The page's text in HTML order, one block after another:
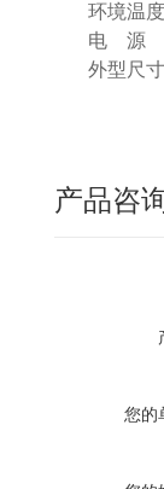
环境温度
电
源
外型尺寸
产品咨
您的